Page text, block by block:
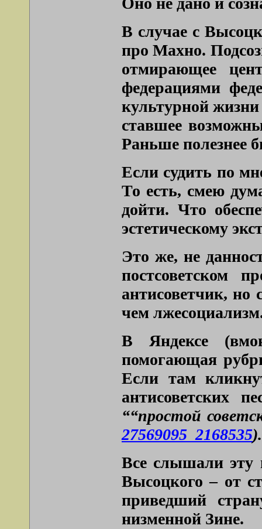
В случае с
про Махно.
отмирающее
федерациями
культурной
ставшее
Раньше полезнее
Если судить по
То есть, смею
дойти. Что
эстетическому
Это же, не
постсоветском
антисоветчик,
чем
В Яндексе
помогающая
Если там
антисоветских
““простой
27569095_2168535).
Все слышали эту
Высоцкого – от
приведший
низменной Зине.